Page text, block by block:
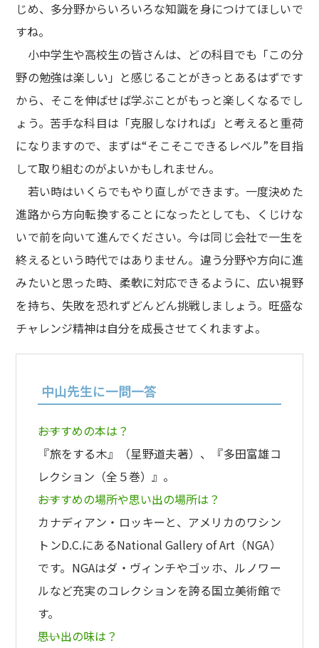
じめ、多分野からいろいろな知識を身につけてほしいで
すね。
小中学生や高校生の皆さんは、どの科目でも「この分
野の勉強は楽しい」と感じることがきっとあるはずです
から、そこを伸ばせば学ぶことがもっと楽しくなるでし
ょう。苦手な科目は「克服しなければ」と考えると重荷
になりますので、まずは“そこそこできるレベル”を目指
して取り組むのがよいかもしれません。
若い時はいくらでもやり直しができます。一度決めた
進路から方向転換することになったとしても、くじけな
いで前を向いて進んでください。今は同じ会社で一生を
終えるという時代ではありません。違う分野や方向に進
みたいと思った時、柔軟に対応できるように、広い視野
を持ち、失敗を恐れずどんどん挑戦しましょう。旺盛な
チャレンジ精神は自分を成長させてくれますよ。
中山先生に一問一答
――おすすめの本は？
『旅をする木』（星野道夫著）、『多田富雄コ
レクション（全５巻）』。
――おすすめの場所や思い出の場所は？
カナディアン・ロッキーと、アメリカのワシン
トンD.C.にあるNational Gallery of Art（NGA）
です。NGAはダ・ヴィンチやゴッホ、ルノワー
ルなど充実のコレクションを誇る国立美術館で
す。
――思い出の味は？